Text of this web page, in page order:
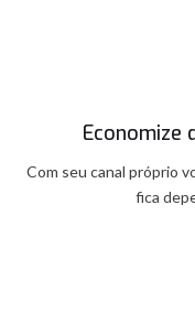
Economize
Com seu canal próprio
fica